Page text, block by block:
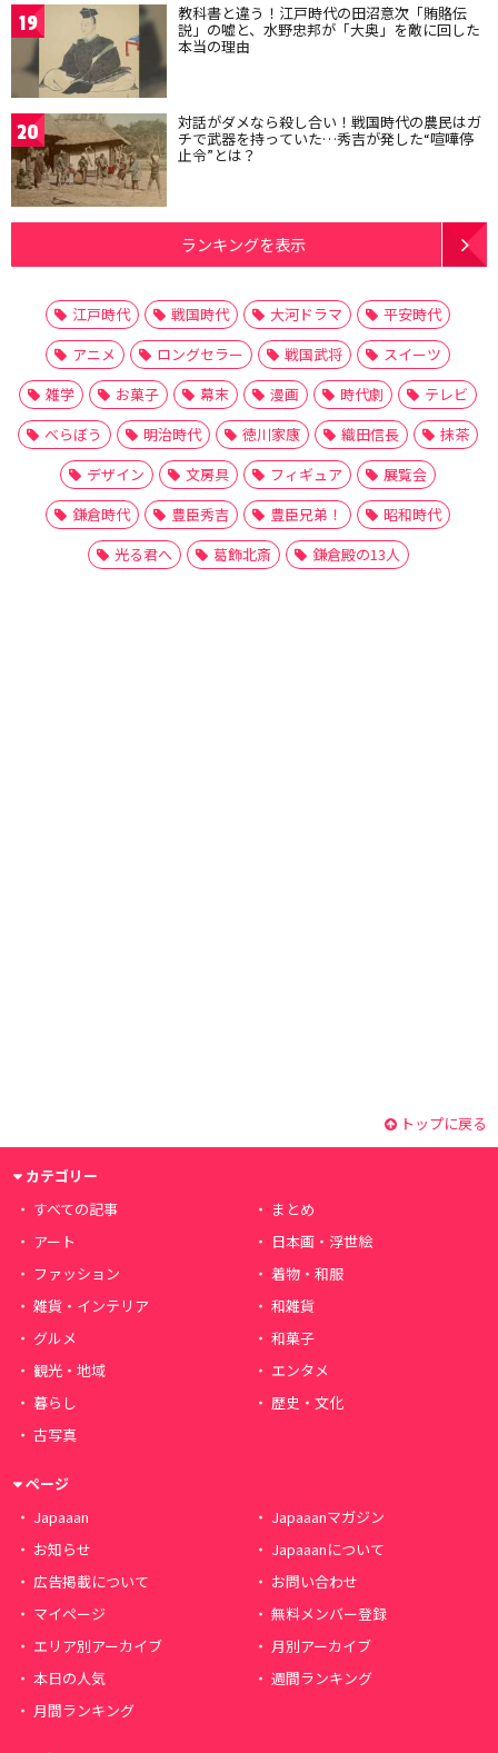
19 教科書と違う！江戸時代の田沼意次「賄賂伝
説」の嘘と、水野忠邦が「大奥」を敵に回した
本当の理由
20 対話がダメなら殺し合い！戦国時代の農民はガ
チで武器を持っていた…秀吉が発した“喧嘩停
止令”とは？
ランキングを表示
江戸時代 戦国時代 大河ドラマ
平安時代
アニメ
ロングセラー 戦国武将
スイーツ
雑学
お菓子 幕末 漫画 時代劇
テレビ
べらぼう
明治時代 徳川家康 織田信長
抹茶
デザイン
文房具 フィギュア
展覧会
鎌倉時代
豊臣秀吉 豊臣兄弟！
昭和時代
光る君へ
葛飾北斎 鎌倉殿の13人
トップに戻る
カテゴリー
すべての記事
まとめ
アート
日本画・浮世絵
ファッション
着物・和服
雑貨・インテリア
和雑貨
グルメ
和菓子
観光・地域
エンタメ
暮らし
歴史・文化
古写真
ページ
Japaaan
Japaaanマガジン
お知らせ
Japaaanについて
広告掲載について
お問い合わせ
マイページ
無料メンバー登録
エリア別アーカイブ
月別アーカイブ
本日の人気
週間ランキング
月間ランキング